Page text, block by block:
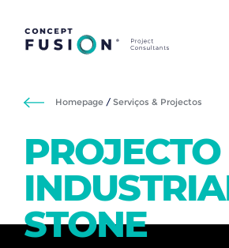
Homepage/ Serviços & Projectos
PROJECTO
STONE